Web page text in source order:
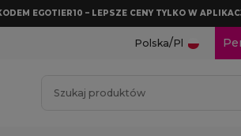
EGOTIER10 – LEPSZE CENY TYLKO W
Polska/Pl